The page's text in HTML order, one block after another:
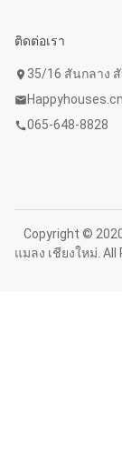
ติดต่อเรา
location_on 35/16 สันกลาง
mail
call065-648-8828
Copyright ©
แมลง เชียงใหม่. All